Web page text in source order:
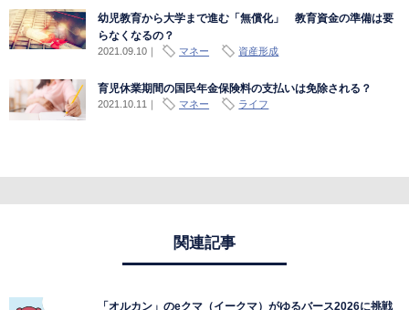
幼児教育から大学まで進む「無償化」 教育資金の準備は要
らなくなるの？
2021.09.10｜ マネー 資産形成
育児休業期間の国民年金保険料の支払いは免除される？
2021.10.11 ｜ マネー ライフ
関連記事
「オルカン」のeクマ（イークマ）がゆるバース2026に挑戦